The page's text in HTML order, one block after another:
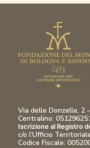
Via delle Donzelle, 2
Centralino:
Iscrizione al Registro
c/o l’Ufficio
Codice Fiscale: